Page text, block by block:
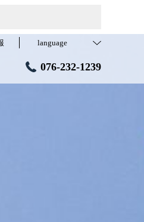
language
076-232-1239